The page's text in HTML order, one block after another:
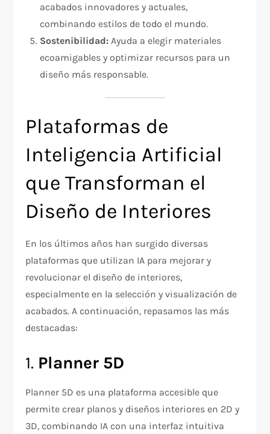
acabados innovadores y actuales,
combinando estilos de todo el mundo.
Sostenibilidad: Ayuda a elegir materiales
ecoamigables y optimizar recursos para un
diseño más responsable.
Plataformas de
Inteligencia Artificial
que Transforman el
Diseño de Interiores
En los últimos años han surgido diversas
plataformas que utilizan IA para mejorar y
revolucionar el diseño de interiores,
especialmente en la selección y visualización de
acabados. A continuación, repasamos las más
destacadas:
1. Planner 5D
Planner 5D es una plataforma accesible que
permite crear planos y diseños interiores en 2D y
3D, combinando IA con una interfaz intuitiva